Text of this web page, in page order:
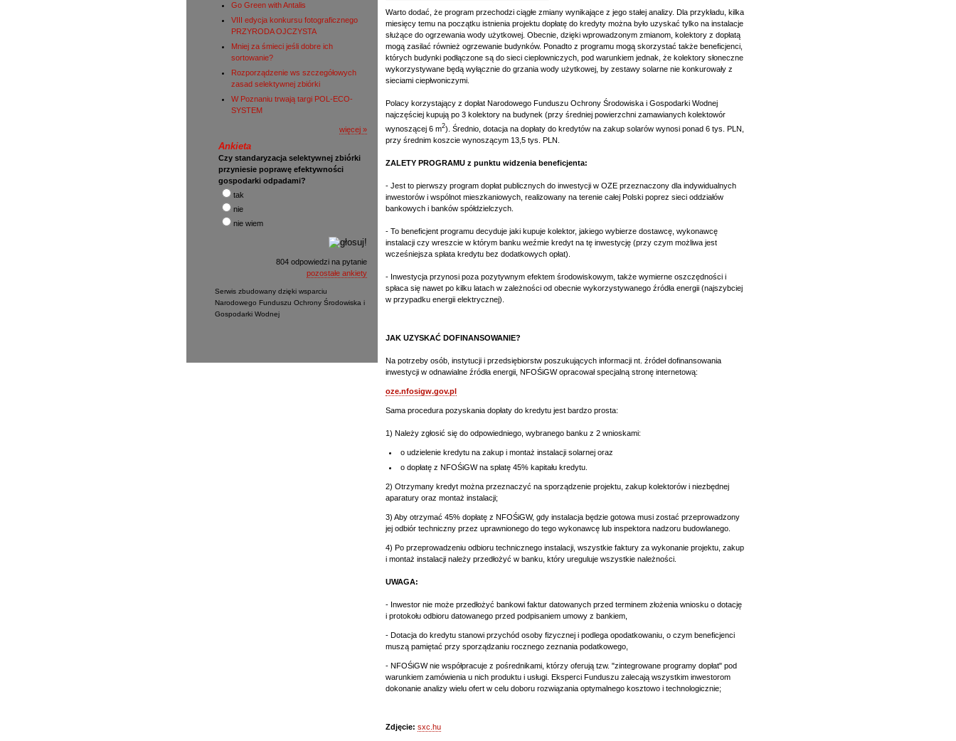
Go Green with Antalis
VIII edycja konkursu fotograficznego
PRZYRODA OJCZYSTA
Mniej za śmieci jeśli dobre ich
sortowanie?
Rozporządzenie ws szczegółowych
zasad selektywnej zbiórki
W Poznaniu trwają targi POL-ECO-
SYSTEM
więcej »
Ankieta
Czy standaryzacja selektywnej zbiórki
przyniesie poprawę efektywności
gospodarki odpadami?
tak
nie
nie wiem
804 odpowiedzi na pytanie
pozostałe ankiety
Serwis zbudowany dzięki wsparciu
Narodowego Funduszu Ochrony Środowiska i
Gospodarki Wodnej
Warto dodać, że program przechodzi ciągłe zmiany wynikające z jego stałej analizy. Dla przykładu, kilka
miesięcy temu na początku istnienia projektu dopłatę do kredyty można było uzyskać tylko na instalacje
służące do ogrzewania wody użytkowej. Obecnie, dzięki wprowadzonym zmianom, kolektory z dopłatą
mogą zasilać również ogrzewanie budynków. Ponadto z programu mogą skorzystać także beneficjenci,
których budynki podłączone są do sieci cieplowniczych, pod warunkiem jednak, że kolektory słoneczne
wykorzystywane będą wyłącznie do grzania wody użytkowej, by zestawy solarne nie konkurowały z
sieciami ciepłwoniczymi.
Polacy korzystający z dopłat Narodowego Funduszu Ochrony Środowiska i Gospodarki Wodnej
najczęściej kupują po 3 kolektory na budynek (przy średniej powierzchni zamawianych kolektowór
wynoszącej 6 m2). Średnio, dotacja na dopłaty do kredytów na zakup solarów wynosi ponad 6 tys. PLN,
przy średnim koszcie wynoszącym 13,5 tys. PLN.
ZALETY PROGRAMU z punktu widzenia beneficjenta:
- Jest to pierwszy program dopłat publicznych do inwestycji w OZE przeznaczony dla indywidualnych
inwestorów i wspólnot mieszkaniowych, realizowany na terenie całej Polski poprez sieci oddziałów
bankowych i banków spółdzielczych.
- To beneficjent programu decyduje jaki kupuje kolektor, jakiego wybierze dostawcę, wykonawcę
instalacji czy wreszcie w którym banku weźmie kredyt na tę inwestycję (przy czym możliwa jest
wcześniejsza spłata kredytu bez dodatkowych opłat).
- Inwestycja przynosi poza pozytywnym efektem środowiskowym, także wymierne oszczędności i
spłaca się nawet po kilku latach w zależności od obecnie wykorzystywanego źródła energii (najszybciej
w przypadku energii elektrycznej).
JAK UZYSKAĆ DOFINANSOWANIE?
Na potrzeby osób, instytucji i przedsiębiorstw poszukujących informacji nt. źródeł dofinansowania
inwestycji w odnawialne źródła energii, NFOŚiGW opracował specjalną stronę internetową:
oze.nfosigw.gov.pl
Sama procedura pozyskania dopłaty do kredytu jest bardzo prosta:
1) Należy zgłosić się do odpowiedniego, wybranego banku z 2 wnioskami:
o udzielenie kredytu na zakup i montaż instalacji solarnej oraz
o dopłatę z NFOŚiGW na spłatę 45% kapitału kredytu.
2) Otrzymany kredyt można przeznaczyć na sporządzenie projektu, zakup kolektorów i niezbędnej
aparatury oraz montaż instalacji;
3) Aby otrzymać 45% dopłatę z NFOŚiGW, gdy instalacja będzie gotowa musi zostać przeprowadzony
jej odbiór techniczny przez uprawnionego do tego wykonawcę lub inspektora nadzoru budowlanego.
4) Po przeprowadzeniu odbioru technicznego instalacji, wszystkie faktury za wykonanie projektu, zakup
i montaż instalacji należy przedłożyć w banku, który ureguluje wszystkie należności.
UWAGA:
- Inwestor nie może przedłożyć bankowi faktur datowanych przed terminem złożenia wniosku o dotację
i protokołu odbioru datowanego przed podpisaniem umowy z bankiem,
- Dotacja do kredytu stanowi przychód osoby fizycznej i podlega opodatkowaniu, o czym beneficjenci
muszą pamiętać przy sporządzaniu rocznego zeznania podatkowego,
- NFOŚiGW nie współpracuje z pośrednikami, którzy oferują tzw. "zintegrowane programy dopłat" pod
warunkiem zamówienia u nich produktu i usługi. Eksperci Funduszu zalecają wszystkim inwestorom
dokonanie analizy wielu ofert w celu doboru rozwiązania optymalnego kosztowo i technologicznie;
Zdjęcie: sxc.hu